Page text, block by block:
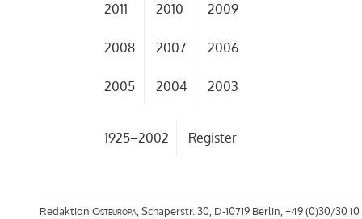
2011 2010 2009
2008 2007 2006
2005 2004 2003
1925–2002 Register
Redaktion Osteuropa, Schaperstr. 30, D-10719 Berlin, +49 (0)30/30